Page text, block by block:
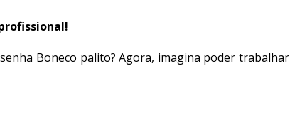
Boneco palito? Agora, imagina poder trabalhar